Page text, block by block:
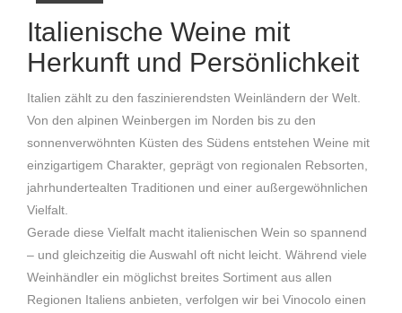
Italienische Weine mit
Herkunft und Persönlichkeit
Italien zählt zu den faszinierendsten Weinländern der Welt.
Von den alpinen Weinbergen im Norden bis zu den
sonnenverwöhnten Küsten des Südens entstehen Weine mit
einzigartigem Charakter, geprägt von regionalen Rebsorten,
jahrhundertealten Traditionen und einer außergewöhnlichen
Vielfalt.
Gerade diese Vielfalt macht italienischen Wein so spannend
– und gleichzeitig die Auswahl oft nicht leicht. Während viele
Weinhändler ein möglichst breites Sortiment aus allen
Regionen Italiens anbieten, verfolgen wir bei Vinocolo einen